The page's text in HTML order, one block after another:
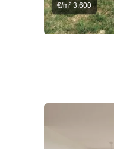
€/m² 3.600